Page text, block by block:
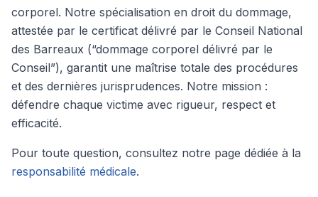
corporel. Notre spécialisation en droit du dommage,
attestée par le certificat délivré par le Conseil National
des Barreaux (“dommage corporel délivré par le
Conseil”), garantit une maîtrise totale des procédures
et des dernières jurisprudences. Notre mission :
défendre chaque victime avec rigueur, respect et
efficacité.
Pour toute question, consultez notre page dédiée à la
responsabilité médicale.